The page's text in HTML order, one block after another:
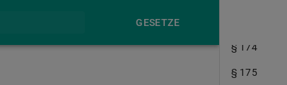
GESETZE
§ 174
§ 175